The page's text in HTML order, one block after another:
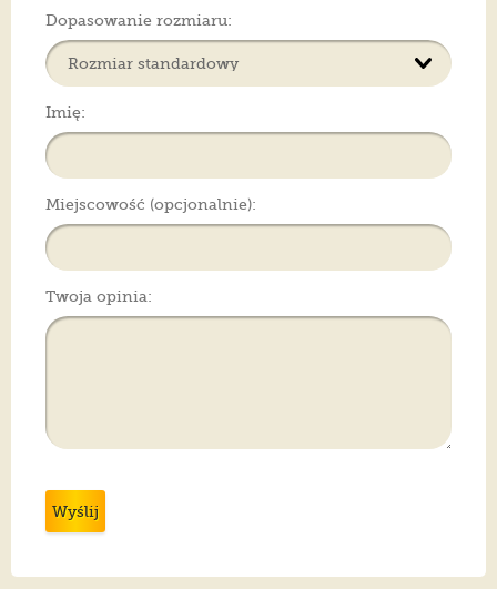
Dopasowanie rozmiaru:
Imię:
Miejscowość (opcjonalnie):
Twoja opinia:
Wyślij